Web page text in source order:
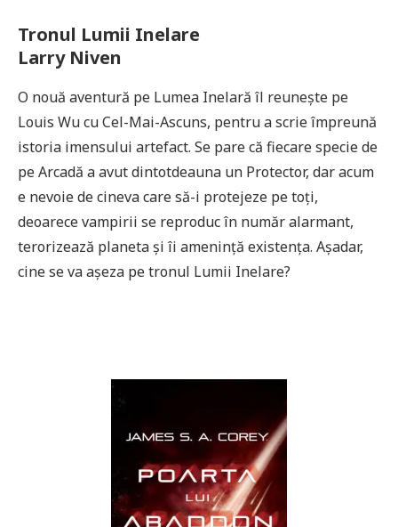
Tronul Lumii Inelare
Larry Niven
O nouă aventură pe Lumea Inelară îl reunește pe
Louis Wu cu Cel-Mai-Ascuns, pentru a scrie împreună
istoria imensului artefact. Se pare că fiecare specie de
pe Arcadă a avut dintotdeauna un Protector, dar acum
e nevoie de cineva care să-i protejeze pe toți,
deoarece vampirii se reproduc în număr alarmant,
terorizează planeta și îi amenință existența. Așadar,
cine se va așeza pe tronul Lumii Inelare?